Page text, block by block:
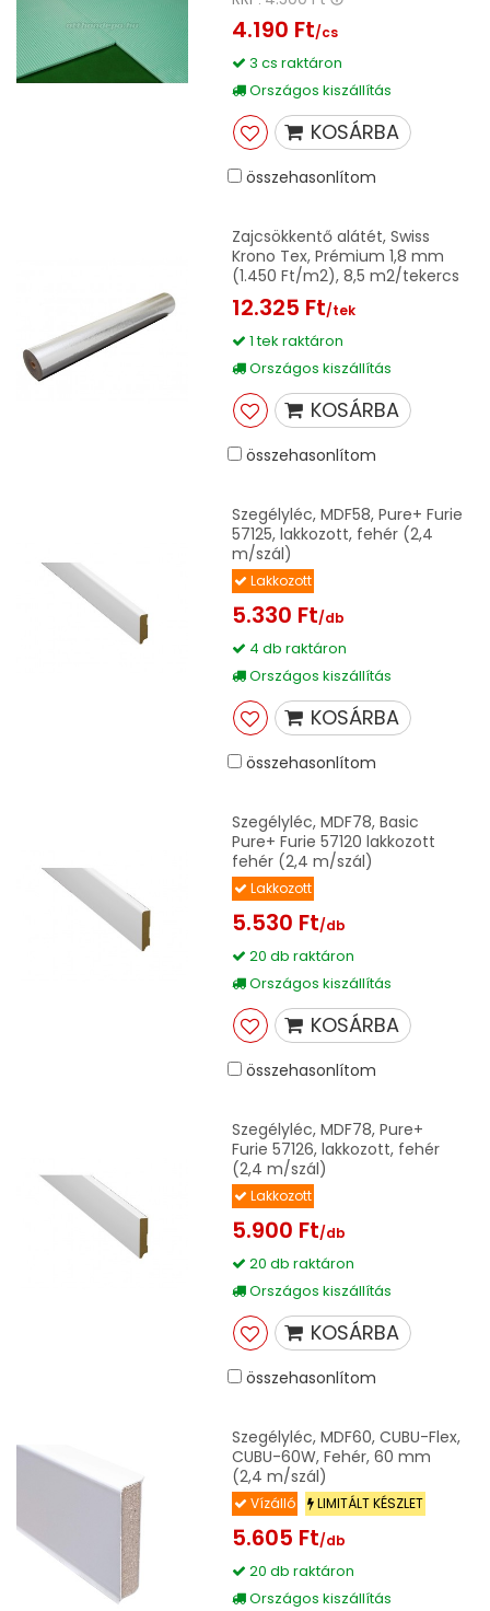
4.190 Ft/cs
3 cs raktáron
Országos kiszállítás
KOSÁRBA
összehasonlítom
Zajcsökkentő alátét, Swiss
Krono Tex, Prémium 1,8 mm
(1.450 Ft/m2), 8,5 m2/tekercs
12.325 Ft/tek
1 tek raktáron
Országos kiszállítás
KOSÁRBA
összehasonlítom
Szegélyléc, MDF58, Pure+ Furie
57125, lakkozott, fehér (2,4
m/szál)
Lakkozott
5.330 Ft/db
4 db raktáron
Országos kiszállítás
KOSÁRBA
összehasonlítom
Szegélyléc, MDF78, Basic
Pure+ Furie 57120 lakkozott
fehér (2,4 m/szál)
Lakkozott
5.530 Ft/db
20 db raktáron
Országos kiszállítás
KOSÁRBA
összehasonlítom
Szegélyléc, MDF78, Pure+
Furie 57126, lakkozott, fehér
(2,4 m/szál)
Lakkozott
5.900 Ft/db
20 db raktáron
Országos kiszállítás
KOSÁRBA
összehasonlítom
Szegélyléc, MDF60, CUBU-Flex,
CUBU-60W, Fehér, 60 mm
(2,4 m/szál)
Vízálló LIMITÁLT KÉSZLET
5.605 Ft/db
20 db raktáron
Országos kiszállítás